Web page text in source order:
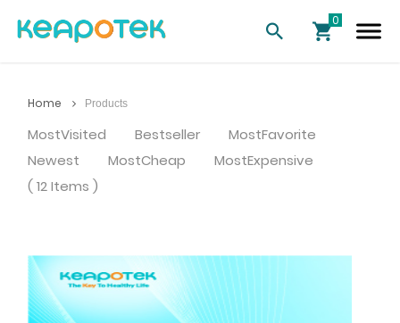
Home Products
MostVisited Bestseller
MostFavorite
Newest
MostCheap
MostExpensive
( 12 Items )